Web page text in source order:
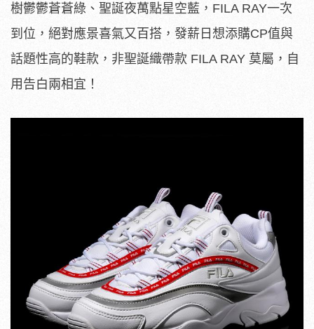
樹鬱鬱蒼蒼綠、聖誕夜萬點星空藍，FILA RAY一次
到位，絕對應景喜氣又百搭，發薪日想添購CP值與
話題性高的鞋款，非聖誕織帶款 FILA RAY 莫屬，自
用告白兩相宜！